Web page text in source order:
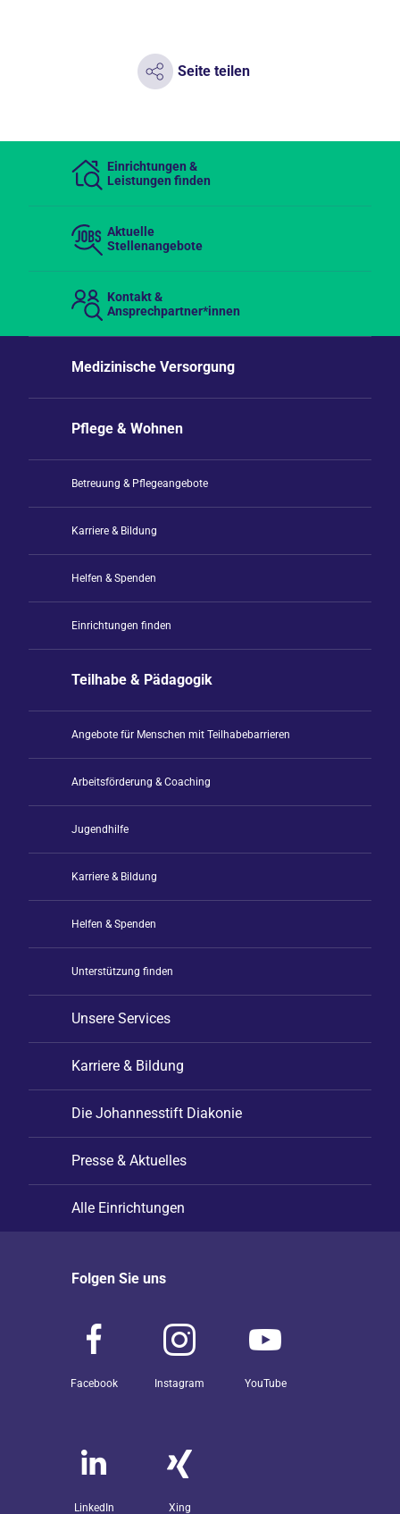
Seite teilen
Einrichtungen &
Leistungen finden
Aktuelle
Stellenangebote
Kontakt &
Ansprechpartner*innen
Medizinische Versorgung
Pflege & Wohnen
Betreuung & Pflegeangebote
Karriere & Bildung
Helfen & Spenden
Einrichtungen finden
Teilhabe & Pädagogik
Angebote für Menschen mit Teilhabebarrieren
Arbeitsförderung & Coaching
Jugendhilfe
Karriere & Bildung
Helfen & Spenden
Unterstützung finden
Unsere Services
Karriere & Bildung
Die Johannesstift Diakonie
Presse & Aktuelles
Alle Einrichtungen
Folgen Sie uns
Facebook Instagram YouTube
LinkedIn Xing